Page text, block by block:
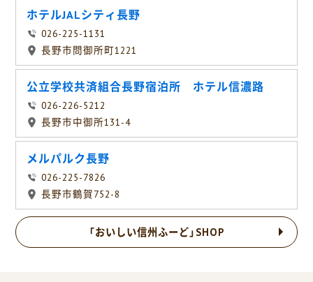
ホテルJALシティ長野
026-225-1131
長野市問御所町1221
公立学校共済組合長野宿泊所 ホテル信濃路
026-226-5212
長野市中御所131-4
メルパルク長野
026-225-7826
長野市鶴賀752-8
「おいしい信州ふーど」SHOP